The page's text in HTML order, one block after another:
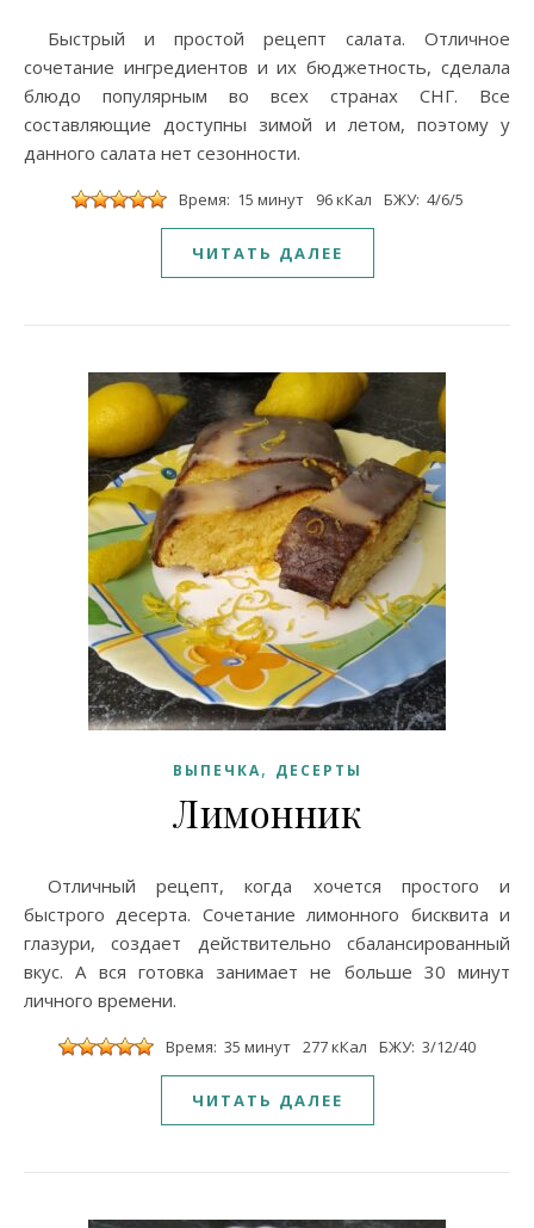
Быстрый и простой рецепт салата. Отличное
сочетание ингредиентов и их бюджетность, сделала
блюдо популярным во всех странах СНГ. Все
составляющие доступны зимой и летом, поэтому у
данного салата нет сезонности.
Время: 15 минут 96 кКал БЖУ: 4/6/5
ЧИТАТЬ ДАЛЕЕ
ВЫПЕЧКА, ДЕСЕРТЫ
Лимонник
Отличный рецепт, когда хочется простого и
быстрого десерта. Сочетание лимонного бисквита и
глазури, создает действительно сбалансированный
вкус. А вся готовка занимает не больше 30 минут
личного времени.
Время: 35 минут 277 кКал БЖУ: 3/12/40
ЧИТАТЬ ДАЛЕЕ